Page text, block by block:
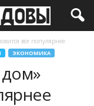
все популярнее
ЭКОНОМИКА